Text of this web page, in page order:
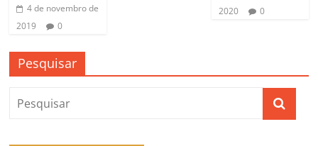
4 de novembro de
2019
0
2020
0
Pesquisar